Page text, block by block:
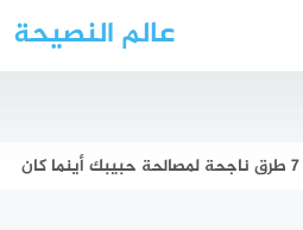
عالم النصيحة